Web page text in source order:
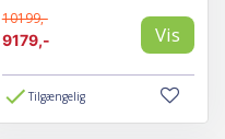
10199,-
9179,-
Vis
Tilgængelig